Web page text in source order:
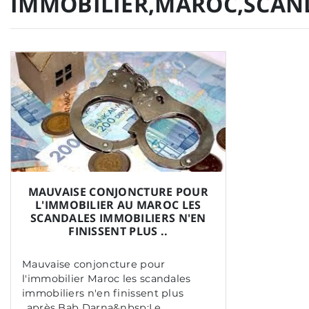
MAUVAISE CONJONCTURE POUR
L'IMMOBILIER AU MAROC LES
SCANDALES IMMOBILIERS N'EN
FINISSENT PLUS ..
Mauvaise conjoncture pour
l'immobilier Maroc les scandales
immobiliers n'en finissent plus